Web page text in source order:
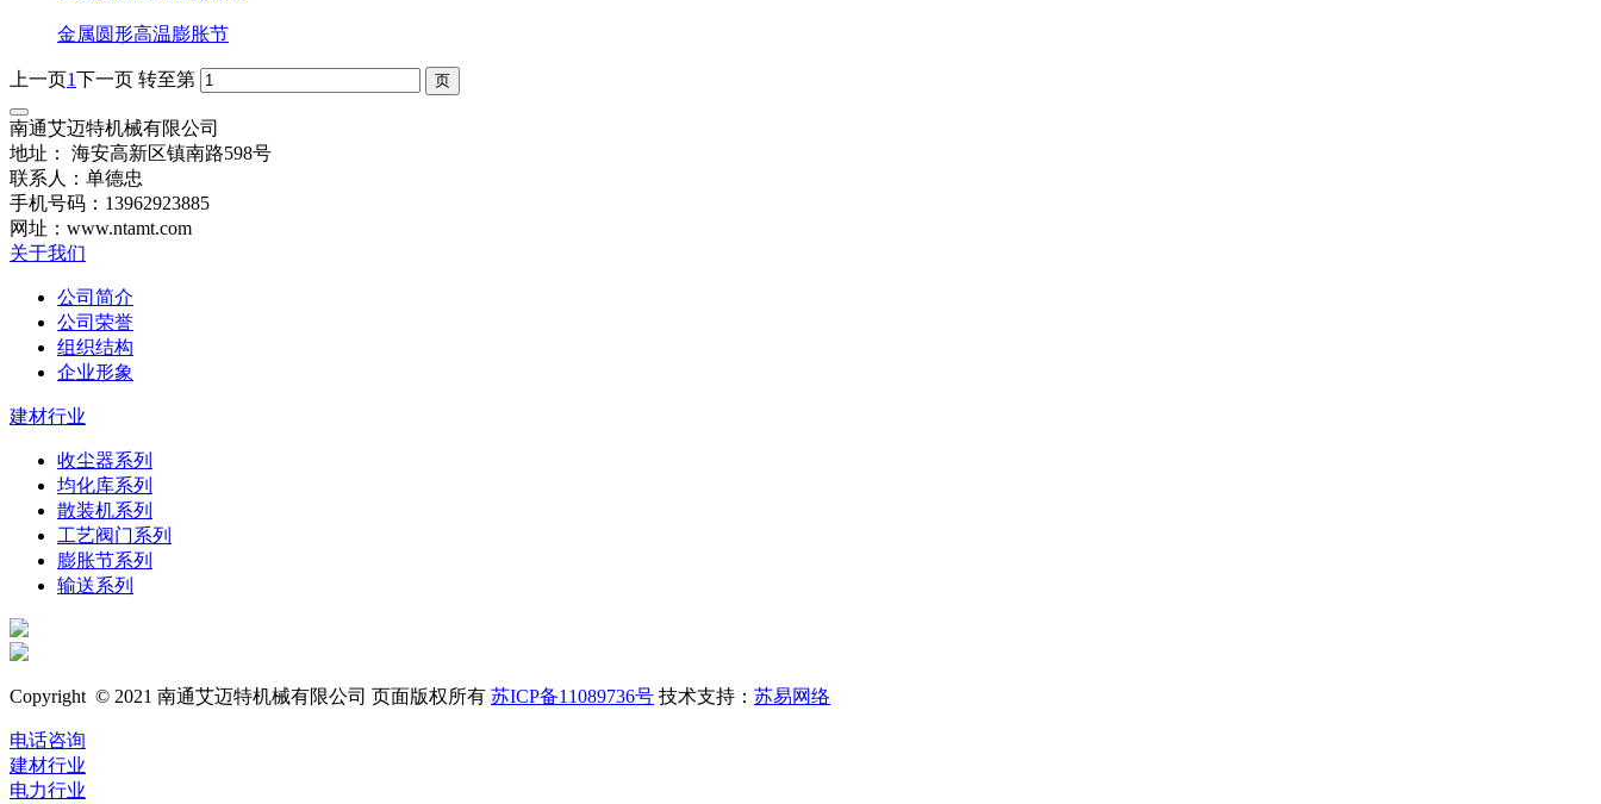
金属圆形高温膨胀节
上一页1下一页 转至第
南通艾迈特机械有限公司
地址： 海安高新区镇南路598号
联系人：单德忠
手机号码：13962923885
网址：www.ntamt.com
关于我们
公司简介
公司荣誉
组织结构
企业形象
建材行业
收尘器系列
均化库系列
散装机系列
工艺阀门系列
膨胀节系列
输送系列
Copyright © 2021 南通艾迈特机械有限公司 页面版权所有 苏ICP备11089736号 技术支持： 苏易网络
电话咨询
建材行业
电力行业